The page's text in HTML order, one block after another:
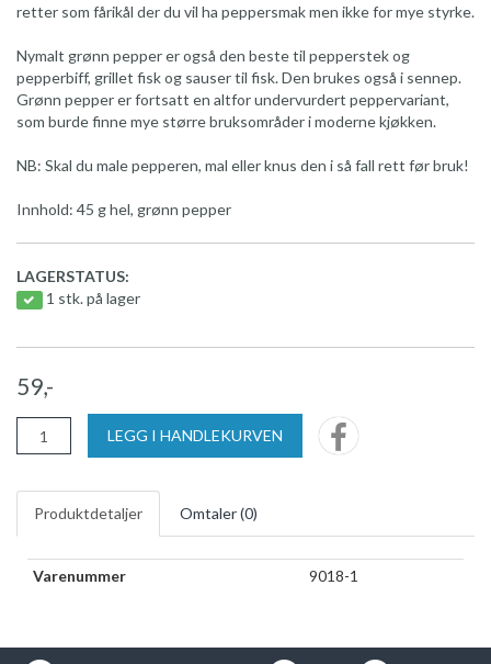
retter som fårikål der du vil ha peppersmak men ikke for mye styrke.
Nymalt grønn pepper er også den beste til pepperstek og
pepperbiff, grillet fisk og sauser til fisk. Den brukes også i sennep.
Grønn pepper er fortsatt en altfor undervurdert peppervariant,
som burde finne mye større bruksområder i moderne kjøkken.
NB: Skal du male pepperen, mal eller knus den i så fall rett før bruk!
Innhold: 45 g hel, grønn pepper
LAGERSTATUS:
1 stk. på lager
59,-
LEGG I HANDLEKURVEN
Produktdetaljer Omtaler (0)
Varenummer 9018-1